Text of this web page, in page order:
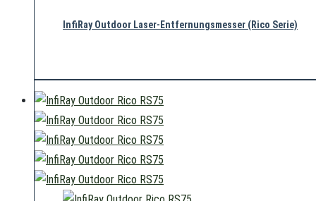
InfiRay Outdoor Laser-Entfernungsmesser (Rico Serie)